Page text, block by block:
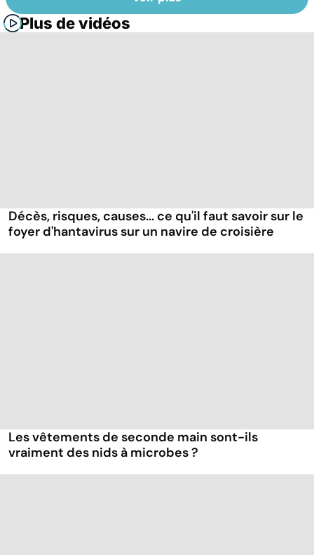
Plus de vidéos
Décès, risques, causes... ce qu'il faut savoir sur le
foyer d'hantavirus sur un navire de croisière
Les vêtements de seconde main sont-ils
vraiment des nids à microbes ?